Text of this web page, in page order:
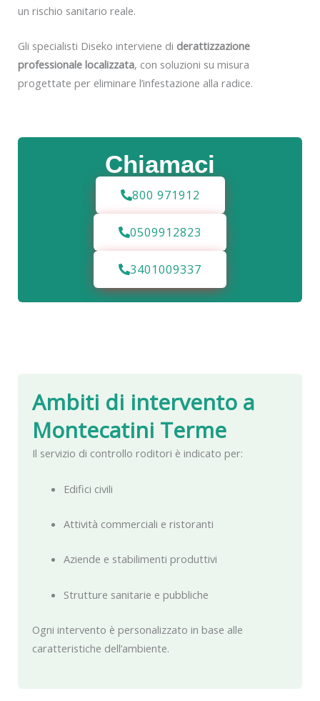
Chiamaci
800 971912
0509912823
3401009337
un rischio sanitario reale.
Gli specialisti Diseko interviene di derattizzazione
professionale localizzata, con soluzioni su misura
progettate per eliminare l’infestazione alla radice.
Ambiti di intervento a
Montecatini Terme
Il servizio di controllo roditori è indicato per:
Edifici civili
Attività commerciali e ristoranti
Aziende e stabilimenti produttivi
Strutture sanitarie e pubbliche
Ogni intervento è personalizzato in base alle
caratteristiche dell’ambiente.